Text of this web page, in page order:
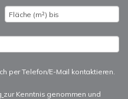
per Telefon/E-Mail kontaktieren.
zur Kenntnis genommen und